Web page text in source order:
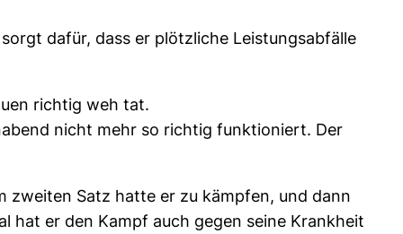
dafür, dass er plötzliche Leistungsabfälle
richtig weh tat.
nicht mehr so richtig funktioniert. Der
zweiten Satz hatte er zu kämpfen, und dann
hat er den Kampf auch gegen seine Krankheit